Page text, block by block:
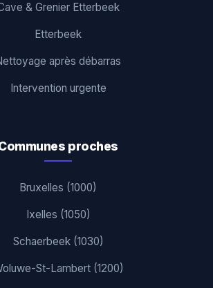
& Grenier Etterbeek
Etterbeek
après débarras
Intervention urgente
proches
Bruxelles (1000)
Ixelles (1050)
Schaerbeek (1030)
St-Lambert (1200)